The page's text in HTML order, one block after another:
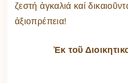
ζεστή ἀγκαλιά καί
ἀξιοπρέπεια!
Ἐκ τοῦ